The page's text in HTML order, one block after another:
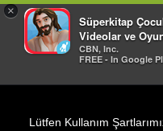
×
Süperkitap
Videolar ve
CBN, Inc.
FREE - In Google
Lütfen Kullanım